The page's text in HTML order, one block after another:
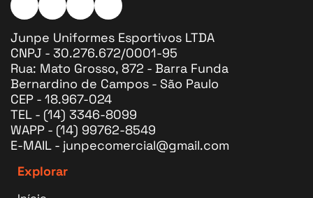
Instagram Ícone
Facebook Ícone
Twitter Ícone
Google Ícone
Junpe Uniformes Esportivos LTDA
CNPJ - 30.276.672/0001-95
Rua: Mato Grosso, 872 - Barra Funda
Bernardino de Campos - São Paulo
CEP - 18.967-024
TEL - (14) 3346-8099
WAPP - (14) 99762-8549
E-MAIL - junpecomercial@gmail.com
Explorar